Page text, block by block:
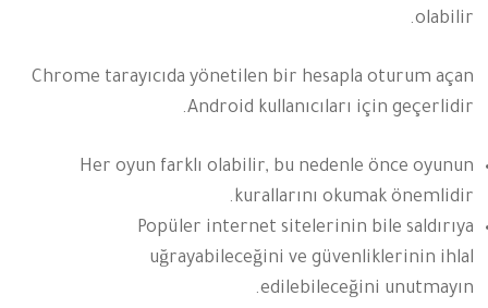
olabilir.
Chrome tarayıcıda yönetilen bir hesapla oturum açan
Android kullanıcıları için geçerlidir.
Her oyun farklı olabilir, bu nedenle önce oyunun
kurallarını okumak önemlidir.
Popüler internet sitelerinin bile saldırıya
uğrayabileceğini ve güvenliklerinin ihlal
edilebileceğini unutmayın.